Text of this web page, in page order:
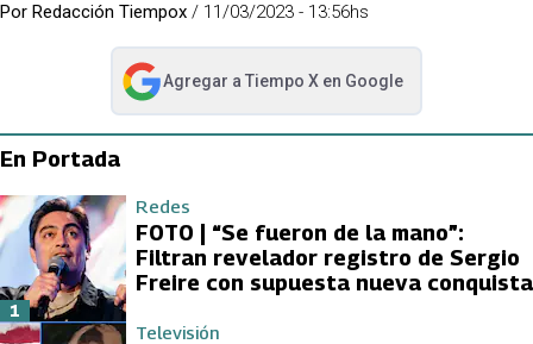
Por Redacción Tiempox / 11/03/2023 - 13:56hs
Agregar a Tiempo Xen Google
abre en nueva pestaña
En Portada
Redes
FOTO | “Se fueron de la mano”:
Filtran revelador registro de Sergio
Freire con supuesta nueva conquista
1
Televisión